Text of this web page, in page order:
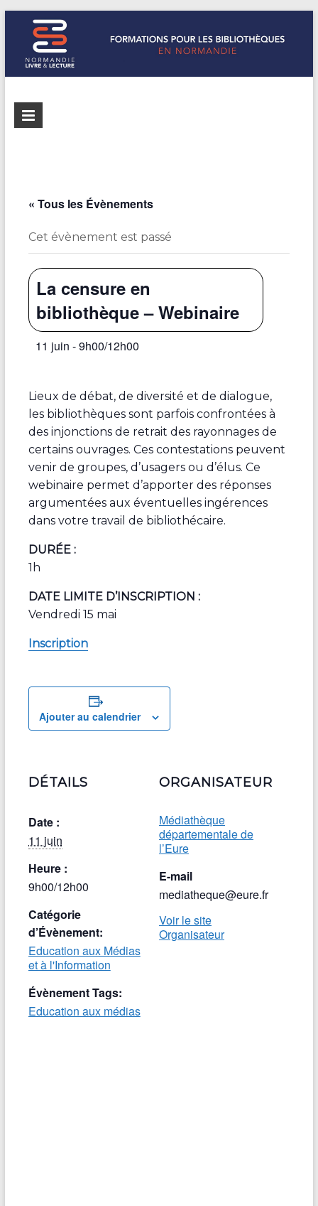
Formations
Normandie
Normandie
Livre &
bibliothèques
« Tous les Évènements
Cet évènement est passé
La censure en
bibliothèque – Webinaire
11 juin - 9h00/12h00
Lieux de débat, de diversité et de dialogue,
les bibliothèques sont parfois confrontées à
des injonctions de retrait des rayonnages de
certains ouvrages. Ces contestations peuvent
venir de groupes, d’usagers ou d’élus. Ce
webinaire permet d’apporter des réponses
argumentées aux éventuelles ingérences
dans votre travail de bibliothécaire.
DURÉE :
1h
DATE LIMITE D’INSCRIPTION :
Vendredi 15 mai
Inscription
Ajouter au calendrier
DÉTAILS
Date :
11 juin
Heure :
9h00/12h00
Catégorie
d’Évènement:
Education aux Médias
et à l'Information
Évènement Tags:
Education aux médias
ORGANISATEUR
Médiathèque
départementale de
l’Eure
E-mail
mediatheque@eure.fr
Voir le site
Organisateur